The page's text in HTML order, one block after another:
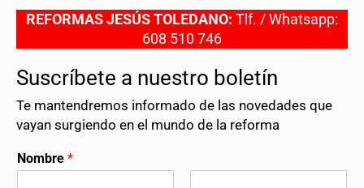
REFORMAS JESÚS TOLEDANO: Tlf. / Whatsapp:
608 510 746
Suscríbete a nuestro boletín
Te mantendremos informado de las novedades que
vayan surgiendo en el mundo de la reforma
Nombre *